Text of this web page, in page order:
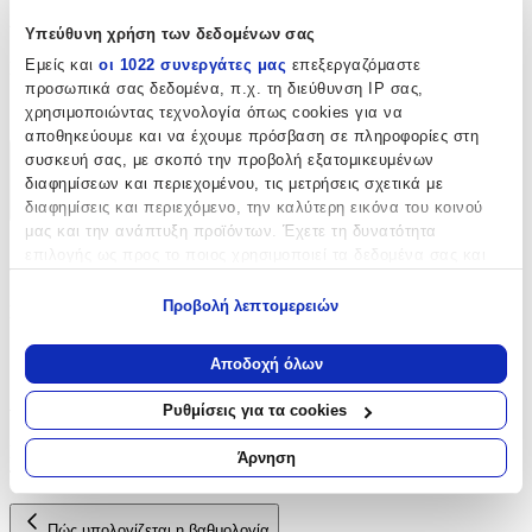
Υπεύθυνη χρήση των δεδομένων σας
Εμείς και οι 1022 συνεργάτες μας επεξεργαζόμαστε
προσωπικά σας δεδομένα, π.χ. τη διεύθυνση IP σας,
χρησιμοποιώντας τεχνολογία όπως cookies για να
αποθηκεύουμε και να έχουμε πρόσβαση σε πληροφορίες στη
συσκευή σας, με σκοπό την προβολή εξατομικευμένων
διαφημίσεων και περιεχομένου, τις μετρήσεις σχετικά με
διαφημίσεις και περιεχόμενο, την καλύτερη εικόνα του κοινού
μας και την ανάπτυξη προϊόντων. Έχετε τη δυνατότητα
Να συλλέξουμε πληροφορίες σχετικά με τη γεωγραφική
σας τοποθεσία, οι οποίες μπορεί να είναι ακριβείς σε
απόσταση μερικών μέτρων
Να αναγνωρίσουμε τη συσκευή σας σαρώνοντας ενεργά
για συγκεκριμένα χαρακτηριστικά (δακτυλικό αποτύπωμα)
Μάθετε περισσότερα σχετικά με τον τρόπο επεξεργασίας των
προσωπικών σας δεδομένων και καθορίστε τις προτιμήσεις σας
στηνενότητα “Λεπτομέρειες”. Μπορείτε να αλλάξετε ή να
Προβολή λεπτομερειών
Αποδοχή όλων
Ρυθμίσεις για τα cookies
Άρνηση
Είδος:
Φερμουάρ
Χαρακτηριστικά
+
Χαρακτηριστικά
Αξιολογήσεις
Προς το παρόν δεν υπάρχουν άλλες αξιολογήσεις. Όταν
προστεθούν, θα εμφανιστούν εδώ.